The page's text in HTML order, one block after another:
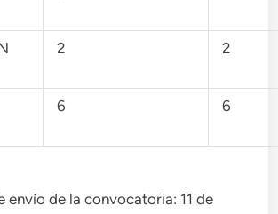
2 2
6 6
envío de la convocatoria: 11 de